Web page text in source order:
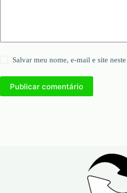
Salvar meu nome, e-mail e site
Publicar comentário